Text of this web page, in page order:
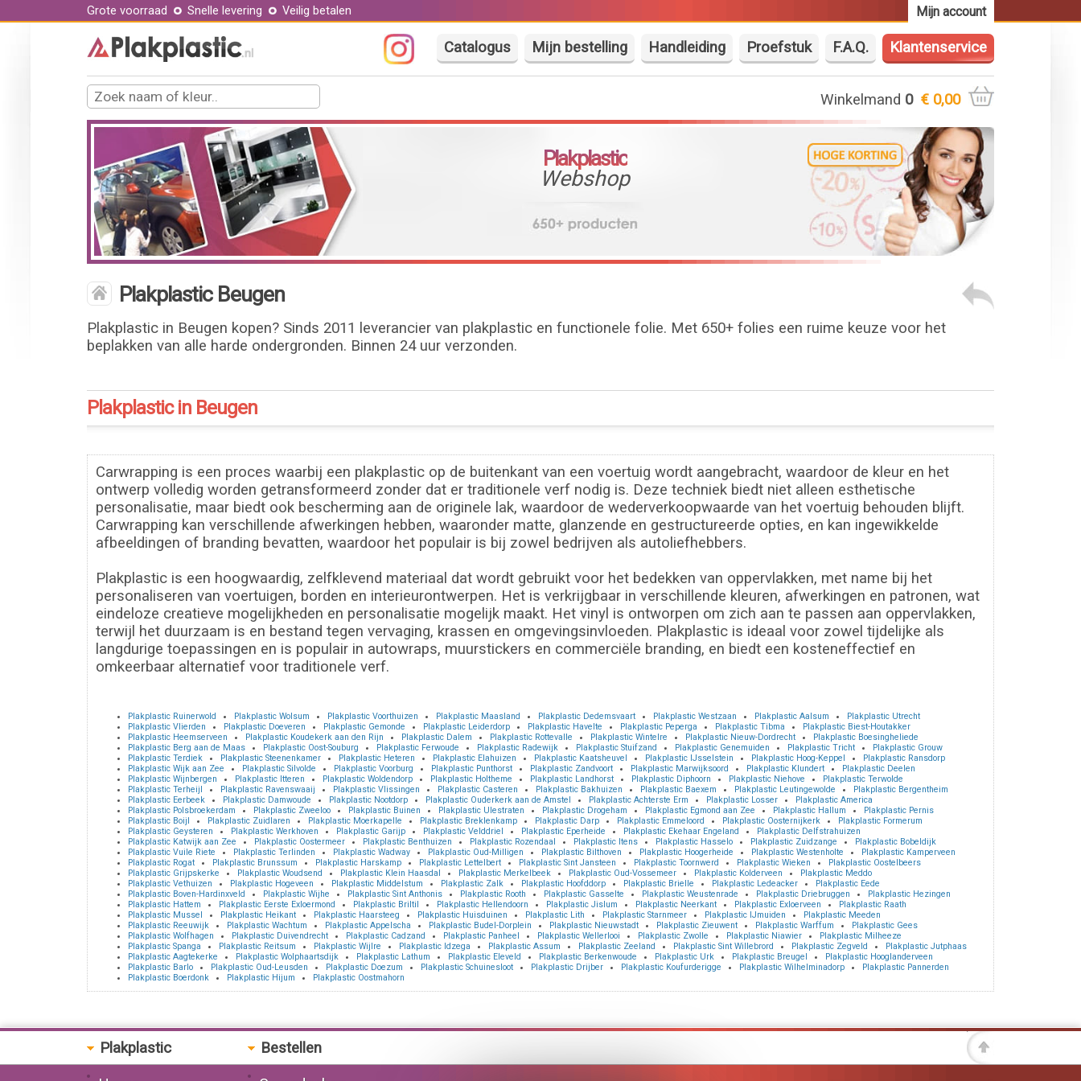
Mijn account
Grote voorraad Snelle levering Veilig betalen
Catalogus Mijn bestelling Handleiding Proefstuk F.A.Q. Klantenservice
Winkelmand 0 € 0,00
Plakplastic
Webshop
Plakplastic Beugen
Plakplastic in Beugen kopen? Sinds 2011 leverancier van plakplastic en functionele folie. Met 650+ folies een ruime keuze voor het
beplakken van alle harde ondergronden. Binnen 24 uur verzonden.
Plakplastic in Beugen
Carwrapping is een proces waarbij een plakplastic op de buitenkant van een voertuig wordt aangebracht, waardoor de kleur en het
ontwerp volledig worden getransformeerd zonder dat er traditionele verf nodig is. Deze techniek biedt niet alleen esthetische
personalisatie, maar biedt ook bescherming aan de originele lak, waardoor de wederverkoopwaarde van het voertuig behouden blijft.
Carwrapping kan verschillende afwerkingen hebben, waaronder matte, glanzende en gestructureerde opties, en kan ingewikkelde
afbeeldingen of branding bevatten, waardoor het populair is bij zowel bedrijven als autoliefhebbers.
Plakplastic is een hoogwaardig, zelfklevend materiaal dat wordt gebruikt voor het bedekken van oppervlakken, met name bij het
personaliseren van voertuigen, borden en interieurontwerpen. Het is verkrijgbaar in verschillende kleuren, afwerkingen en patronen, wat
eindeloze creatieve mogelijkheden en personalisatie mogelijk maakt. Het vinyl is ontworpen om zich aan te passen aan oppervlakken,
terwijl het duurzaam is en bestand tegen vervaging, krassen en omgevingsinvloeden. Plakplastic is ideaal voor zowel tijdelijke als
langdurige toepassingen en is populair in autowraps, muurstickers en commerciële branding, en biedt een kosteneffectief en
omkeerbaar alternatief voor traditionele verf.
Plakplastic Ruinerwold Plakplastic Wolsum Plakplastic Voorthuizen Plakplastic Maasland Plakplastic Dedemsvaart Plakplastic Westzaan Plakplastic Aalsum
Plakplastic Utrecht
Plakplastic Vlierden
Plakplastic Doeveren Plakplastic Gemonde Plakplastic Leiderdorp Plakplastic Havelte Plakplastic Peperga Plakplastic Tibma
Plakplastic Biest-Houtakker
Plakplastic Heemserveen
Plakplastic Koudekerk aan den Rijn Plakplastic Dalem Plakplastic Rottevalle Plakplastic Wintelre Plakplastic Nieuw-Dordrecht
Plakplastic Boesingheliede
Plakplastic Berg aan de Maas
Plakplastic Oost-Souburg Plakplastic Ferwoude Plakplastic Radewijk Plakplastic Stuifzand Plakplastic Genemuiden Plakplastic Tricht
Plakplastic Grouw
Plakplastic Terdiek
Plakplastic Steenenkamer Plakplastic Heteren Plakplastic Elahuizen Plakplastic Kaatsheuvel Plakplastic IJsselstein Plakplastic Hoog-Keppel
Plakplastic Ransdorp
Plakplastic Wijk aan Zee
Plakplastic Silvolde Plakplastic Voorburg Plakplastic Punthorst Plakplastic Zandvoort Plakplastic Marwijksoord Plakplastic Klundert
Plakplastic Deelen
Plakplastic Wijnbergen
Plakplastic Itteren Plakplastic Woldendorp Plakplastic Holtheme Plakplastic Landhorst Plakplastic Diphoorn Plakplastic Niehove
Plakplastic Terwolde
Plakplastic Terheijl
Plakplastic Ravenswaaij Plakplastic Vlissingen Plakplastic Casteren Plakplastic Bakhuizen Plakplastic Baexem Plakplastic Leutingewolde
Plakplastic Bergentheim
Plakplastic Eerbeek
Plakplastic Damwoude Plakplastic Nootdorp Plakplastic Ouderkerk aan de Amstel Plakplastic Achterste Erm Plakplastic Losser
Plakplastic America
Plakplastic Polsbroekerdam
Plakplastic Zweeloo Plakplastic Buinen Plakplastic Ulestraten Plakplastic Drogeham Plakplastic Egmond aan Zee Plakplastic Hallum
Plakplastic Pernis
Plakplastic Boijl
Plakplastic Zuidlaren Plakplastic Moerkapelle Plakplastic Breklenkamp Plakplastic Darp Plakplastic Emmeloord Plakplastic Oosternijkerk
Plakplastic Formerum
Plakplastic Geysteren
Plakplastic Werkhoven Plakplastic Garijp Plakplastic Velddriel Plakplastic Eperheide Plakplastic Ekehaar Engeland
Plakplastic Delfstrahuizen
Plakplastic Katwijk aan Zee
Plakplastic Oostermeer Plakplastic Benthuizen Plakplastic Rozendaal Plakplastic Itens Plakplastic Hasselo Plakplastic Zuidzange
Plakplastic Bobeldijk
Plakplastic Vuile Riete
Plakplastic Terlinden Plakplastic Wadway Plakplastic Oud-Milligen Plakplastic Bilthoven Plakplastic Hoogerheide Plakplastic Westenholte
Plakplastic Kamperveen
Plakplastic Rogat
Plakplastic Brunssum Plakplastic Harskamp Plakplastic Lettelbert Plakplastic Sint Jansteen Plakplastic Toornwerd Plakplastic Wieken
Plakplastic Oostelbeers
Plakplastic Grijpskerke
Plakplastic Woudsend Plakplastic Klein Haasdal Plakplastic Merkelbeek Plakplastic Oud-Vossemeer Plakplastic Kolderveen
Plakplastic Meddo
Plakplastic Vethuizen
Plakplastic Hogeveen Plakplastic Middelstum Plakplastic Zalk Plakplastic Hoofddorp Plakplastic Brielle Plakplastic Ledeacker
Plakplastic Eede
Plakplastic Boven-Hardinxveld
Plakplastic Wijhe Plakplastic Sint Anthonis Plakplastic Rooth Plakplastic Gasselte Plakplastic Weustenrade Plakplastic Driebruggen
Plakplastic Hezingen
Plakplastic Hattem
Plakplastic Eerste Exloermond Plakplastic Briltil Plakplastic Hellendoorn Plakplastic Jislum Plakplastic Neerkant Plakplastic Exloerveen
Plakplastic Raath
Plakplastic Mussel
Plakplastic Heikant Plakplastic Haarsteeg Plakplastic Huisduinen Plakplastic Lith Plakplastic Starnmeer Plakplastic IJmuiden
Plakplastic Meeden
Plakplastic Reeuwijk
Plakplastic Wachtum Plakplastic Appelscha Plakplastic Budel-Dorplein Plakplastic Nieuwstadt Plakplastic Zieuwent Plakplastic Warffum
Plakplastic Gees
Plakplastic Wolfhagen
Plakplastic Duivendrecht Plakplastic Cadzand Plakplastic Panheel Plakplastic Wellerlooi Plakplastic Zwolle Plakplastic Niawier
Plakplastic Milheeze
Plakplastic Spanga
Plakplastic Reitsum Plakplastic Wijlre Plakplastic Idzega Plakplastic Assum Plakplastic Zeeland Plakplastic Sint Willebrord Plakplastic Zegveld
Plakplastic Jutphaas
Plakplastic Aagtekerke
Plakplastic Wolphaartsdijk Plakplastic Lathum Plakplastic Eleveld Plakplastic Berkenwoude Plakplastic Urk Plakplastic Breugel
Plakplastic Hooglanderveen
Plakplastic Barlo
Plakplastic Oud-Leusden Plakplastic Doezum Plakplastic Schuinesloot Plakplastic Drijber Plakplastic Koufurderigge Plakplastic Wilhelminadorp
Plakplastic Pannerden
Plakplastic Boerdonk
Plakplastic Hijum Plakplastic Oostmahorn
Plakplastic Bestellen